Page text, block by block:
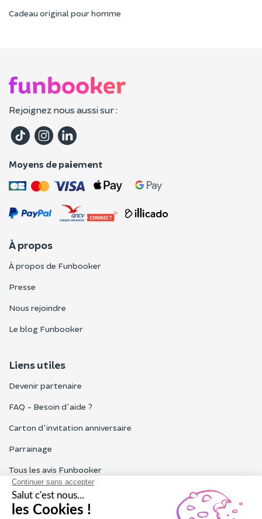
Cadeau original pour homme
Rejoignez nous aussi sur :
Moyens de paiement
À propos
À propos de Funbooker
Presse
Nous rejoindre
Le blog Funbooker
Liens utiles
Devenir partenaire
FAQ - Besoin d'aide ?
Carton d'invitation anniversaire
Parrainage
Tous les avis Funbooker
Particuliers, entreprises, professionnels